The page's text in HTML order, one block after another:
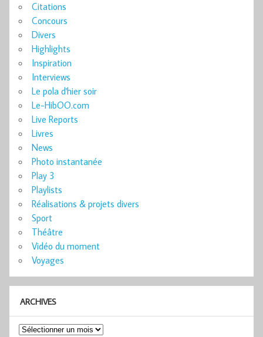
Citations
Concours
Divers
Highlights
Inspiration
Interviews
Le pola d'hier soir
Le-HibOO.com
Live Reports
Livres
News
Photo instantanée
Play 3
Playlists
Réalisations & projets divers
Sport
Théâtre
Vidéo du moment
Voyages
ARCHIVES
Archives